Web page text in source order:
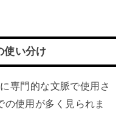
使い分け
専門的な文脈で使用さ
使用が多く見られま